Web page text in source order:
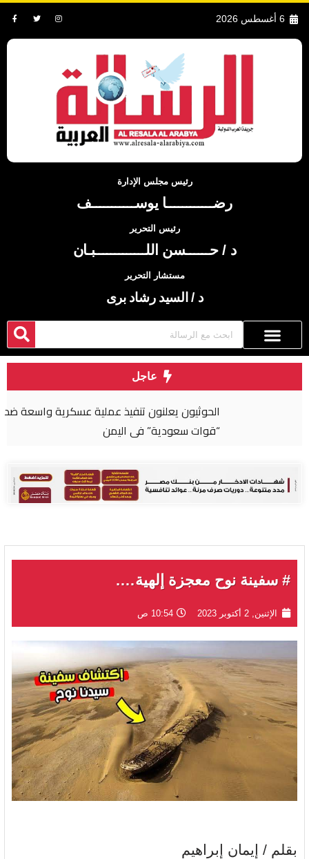
6 أغسطس 2026
رئيس مجلس الإدارة
رضــــــــــــا يوســـــــــــف
رئيس التحرير
د / حــــــسن اللـــــــــــــبـان
مستشار التحرير
د / السيد رشاد برى
عاجل
الحوثيون يعلنون تنفيذ عملية عسكرية واسعة ضد
“قوات سعودية” في اليمن
# سفينة نوح معجزة إلهية….
الإثنين, 2 أكتوبر 2023 10:54 ص
بقلم / إيمان إبراهيم